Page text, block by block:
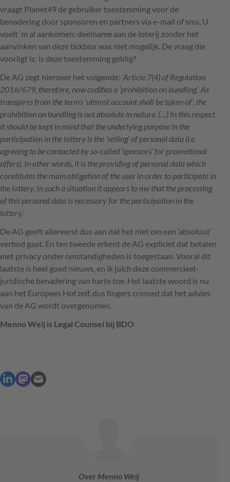
vraagt Planet49 de gebruiker toestemming voor de
benadering door sponsoren en partners via e-mail of sms. U
voelt ‘m al aankomen: deelname aan de loterij zonder het
aanvinken van deze tickbox was níet mogelijk. De vraag die
voorligt is: is deze toestemming geldig?
De AG zegt hierover het volgende: ‘Article 7(4) of Regulation
2016/679, therefore, now codifies a ‘prohibition on bundling’. As
transpires from the terms ‘utmost account shall be taken of’, the
prohibition on bundling is not absolute in nature. (…) In this respect
it should be kept in mind that the underlying purpose in the
participation in the lottery is the ‘selling’ of personal data (i.e.
agreeing to be contacted by so-called ‘sponsors’ for promotional
offers). In other words, it is the providing of personal data which
constitutes the main obligation of the user in order to participate in
the lottery. In such a situation it appears to me that the processing
of this personal data is necessary for the participation in the
lottery.’
De AG geeft allereerst dus aan dat het niet om een ‘absoluut’
verbod gaat. En ten tweede erkent de AG expliciet dat betalen
met privacy onder omstandigheden is toegestaan. Vooral dit
laatste is heel goed nieuws, en ik juich deze commercieel-
juridische benadering van harte toe. Het laatste woord is nu
aan het Europees Hof zelf, dus fingers crossed dat het advies
van de AG wordt overgenomen.
Menno Weij is Legal Counsel bij BDO
Over Menno Weij